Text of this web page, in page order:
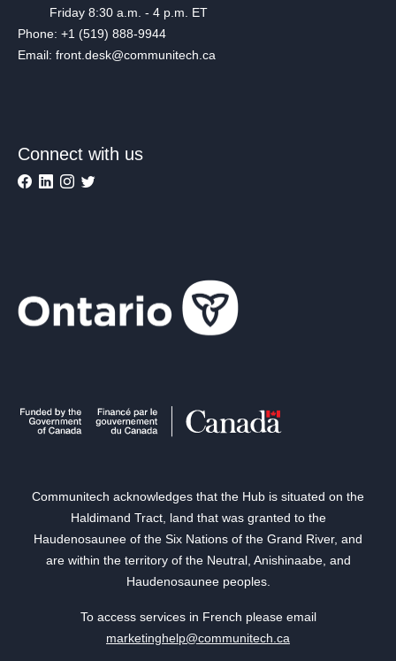
Friday 8:30 a.m. - 4 p.m. ET
Phone: +1 (519) 888-9944
Email: front.desk@communitech.ca
Connect with us
Communitech acknowledges that the Hub is situated on the
Haldimand Tract, land that was granted to the
Haudenosaunee of the Six Nations of the Grand River, and
are within the territory of the Neutral, Anishinaabe, and
Haudenosaunee peoples.
To access services in French please email
marketinghelp@communitech.ca